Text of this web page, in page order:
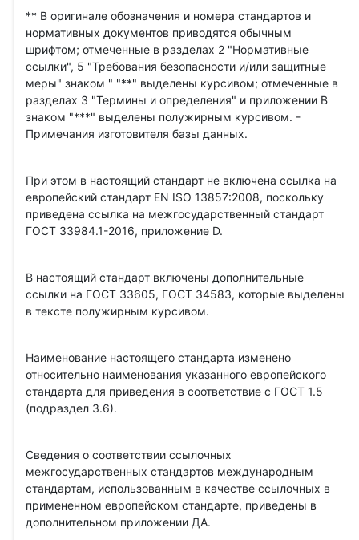
** В оригинале обозначения и номера стандартов и
нормативных документов приводятся обычным
шрифтом; отмеченные в разделах 2 "Нормативные
ссылки", 5 "Требования безопасности и/или защитные
меры" знаком " "**" выделены курсивом; отмеченные в
разделах 3 "Термины и определения" и приложении В
знаком "***" выделены полужирным курсивом. -
Примечания изготовителя базы данных.
При этом в настоящий стандарт не включена ссылка на
европейский стандарт EN ISO 13857:2008, поскольку
приведена ссылка на межгосударственный стандарт
ГОСТ 33984.1-2016, приложение D.
В настоящий стандарт включены дополнительные
ссылки на ГОСТ 33605, ГОСТ 34583, которые выделены
в тексте полужирным курсивом.
Наименование настоящего стандарта изменено
относительно наименования указанного европейского
стандарта для приведения в соответствие с ГОСТ 1.5
(подраздел 3.6).
Сведения о соответствии ссылочных
межгосударственных стандартов международным
стандартам, использованным в качестве ссылочных в
примененном европейском стандарте, приведены в
дополнительном приложении ДА.